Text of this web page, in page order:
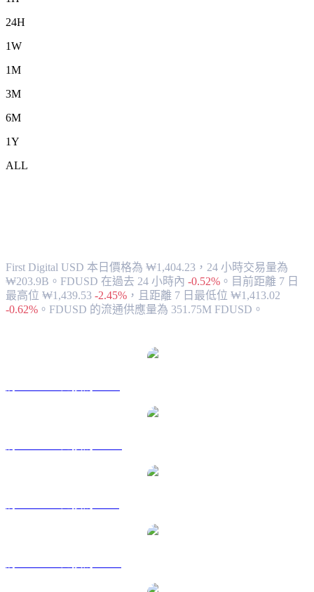
24H
1W
1M
3M
6M
1Y
ALL
First Digital USD 本日價格為 ₩1,404.23，24 小時交易量為
₩203.9B。FDUSD 在過去 24 小時內 -0.52% 。 目前距離 7 日
最高位 ₩1,439.53 -2.45% ， 且距離 7 日最低位 ₩1,413.02
-0.62% 。 FDUSD 的流通供應量為 351.75M FDUSD。